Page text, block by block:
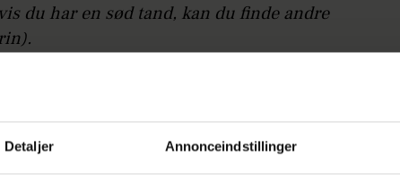
Detaljer Annonceindstillinger
du har en sød tand, kan du finde andre
for letmælk).